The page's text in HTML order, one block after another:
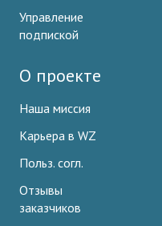
Управление
подпиской
О проекте
Наша миссия
Карьера в WZ
Польз. согл.
Отзывы
заказчиков